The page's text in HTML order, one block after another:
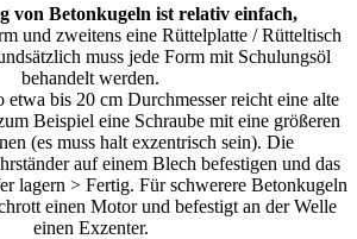
von Betonkugeln ist relativ einfach,
und zweitens eine Rüttelplatte / Rütteltisch
muss jede Form mit Schulungsöl
behandelt werden.
bis 20 cm Durchmesser reicht eine alte
Beispiel eine Schraube mit eine größeren
(es muss halt exzentrisch sein). Die
auf einem Blech befestigen und das
lagern > Fertig. Für schwerere Betonkugeln
einen Motor und befestigt an der Welle
einen Exzenter.